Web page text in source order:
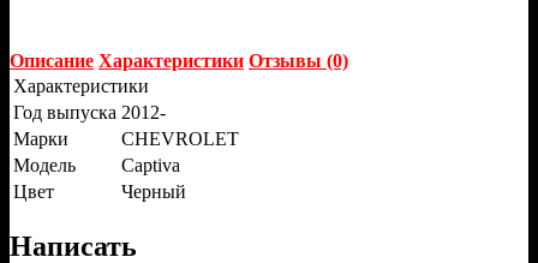
Описание Характеристики Отзывы (0)
Характеристики
Год выпуска 2012-
Марки
CHEVROLET
Модель
Captiva
Цвет
Черный
Написать